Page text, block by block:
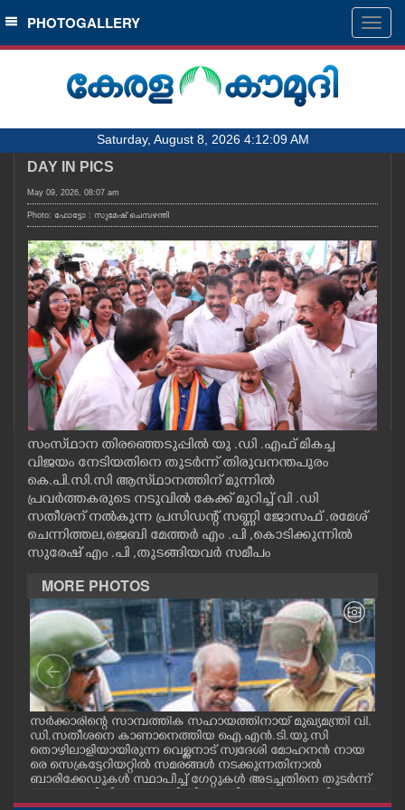
SECTIONS
HOME
NOTIFIED NEWS
KERALA
LOCAL
OBITUARY
NEWS 360
CASE DIARY
CINEMA
OPINION
PHOTOS
LIFESTYLE
SPIRITUAL
INFO+
PHOTOGALLERY
Saturday, August 8, 2026 4:12:09 AM
DAY IN PICS
May 09, 2026, 08:07 am
Photo: ഫോട്ടോ : സുമേഷ് ചെമ്പഴന്തി
സംസ്‌ഥാന തിരഞ്ഞെടുപ്പിൽ യു .ഡി .എഫ് മികച്ച
വിജയം നേടിയതിനെ തുടർന്ന് തിരുവനന്തപുരം
കെ.പി.സി.സി ആസ്‌ഥാനത്തിന് മുന്നിൽ
പ്രവർത്തകരുടെ നടുവിൽ കേക്ക് മുറിച്ച് വി .ഡി
സതീശന് നൽകുന്ന പ്രസിഡന്റ് സണ്ണി ജോസഫ് .രമേശ്
ചെന്നിത്തല,ജെബി മേത്തർ എം .പി ,കൊടിക്കുന്നിൽ
സുരേഷ് എം .പി ,തുടങ്ങിയവർ സമീപം
MORE PHOTOS
സർക്കാരിന്റെ സാമ്പത്തിക സഹായത്തിനായ് മുഖ്യമന്ത്രി വി.
ഡി.സതീശനെ കാണാനെത്തിയ ഐ.എൻ.ടി.യു.സി
തൊഴിലാളിയായിരുന്ന വെള്ളനാട് സ്വദേശി മോഹനൻ നായ
രെ സെക്രട്ടേറിയറ്റിൽ സമരങ്ങൾ നടക്കുന്നതിനാൽ
ബാരിക്കേഡുകൾ സ്ഥാപിച്ച് ഗേറ്റുകൾ അടച്ചതിനെ തുടർന്ന്